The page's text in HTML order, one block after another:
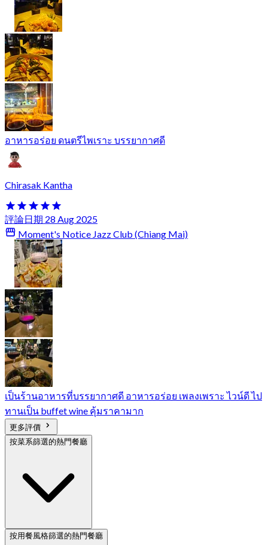
อาหารอร่อย ดนตรีไพเราะ บรรยากาศดี
Chirasak Kantha
評論日期 28 Aug 2025
Moment's Notice Jazz Club (Chiang Mai)
เป็นร้านอาหารที่บรรยากาศดี อาหารอร่อย เพลงเพราะ ไวน์ดี ไป
ทานเป็น buffet wine คุ้มราคามาก
更多評價
按菜系篩選的熱門餐廳
按用餐風格篩選的熱門餐廳